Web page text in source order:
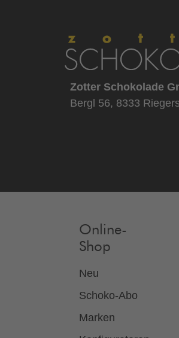
Zotter Schokolade
Bergl 56, 8333
Online-
Shop
Neu
Schoko-Abo
Marken